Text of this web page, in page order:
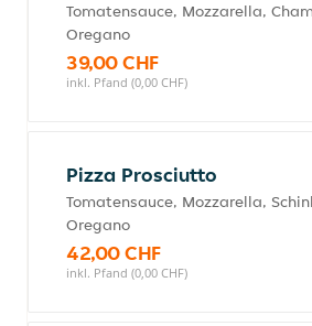
Tomatensauce, Mozzarella,
Oregano
39,00 CHF
inkl. Pfand (0,00 CHF)
Pizza Prosciutto
Tomatensauce, Mozzarella,
Oregano
42,00 CHF
inkl. Pfand (0,00 CHF)